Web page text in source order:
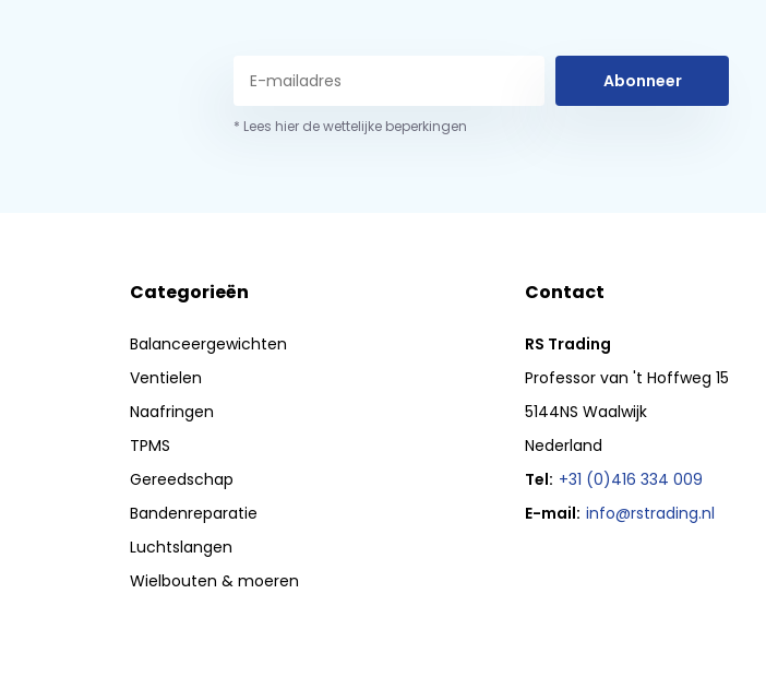
Abonneer
* Lees hier de wettelijke beperkingen
Categorieën
Balanceergewichten
Ventielen
Naafringen
TPMS
Gereedschap
Bandenreparatie
Luchtslangen
Wielbouten & moeren
Contact
RS Trading
Professor van 't Hoffweg 15
5144NS Waalwijk
Nederland
Tel: +31 (0)416 334 009
E-mail: info@rstrading.nl